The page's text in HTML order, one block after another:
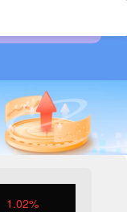
1.02%